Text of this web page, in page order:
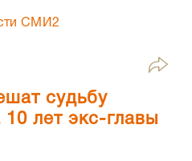
СМИ2
судьбу
лет экс-главы